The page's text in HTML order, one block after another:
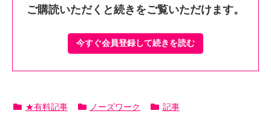
ご購読いただくと続きをご覧いただけます。
今すぐ会員登録して続きを読む
★有料記事 ノーズワーク 記事